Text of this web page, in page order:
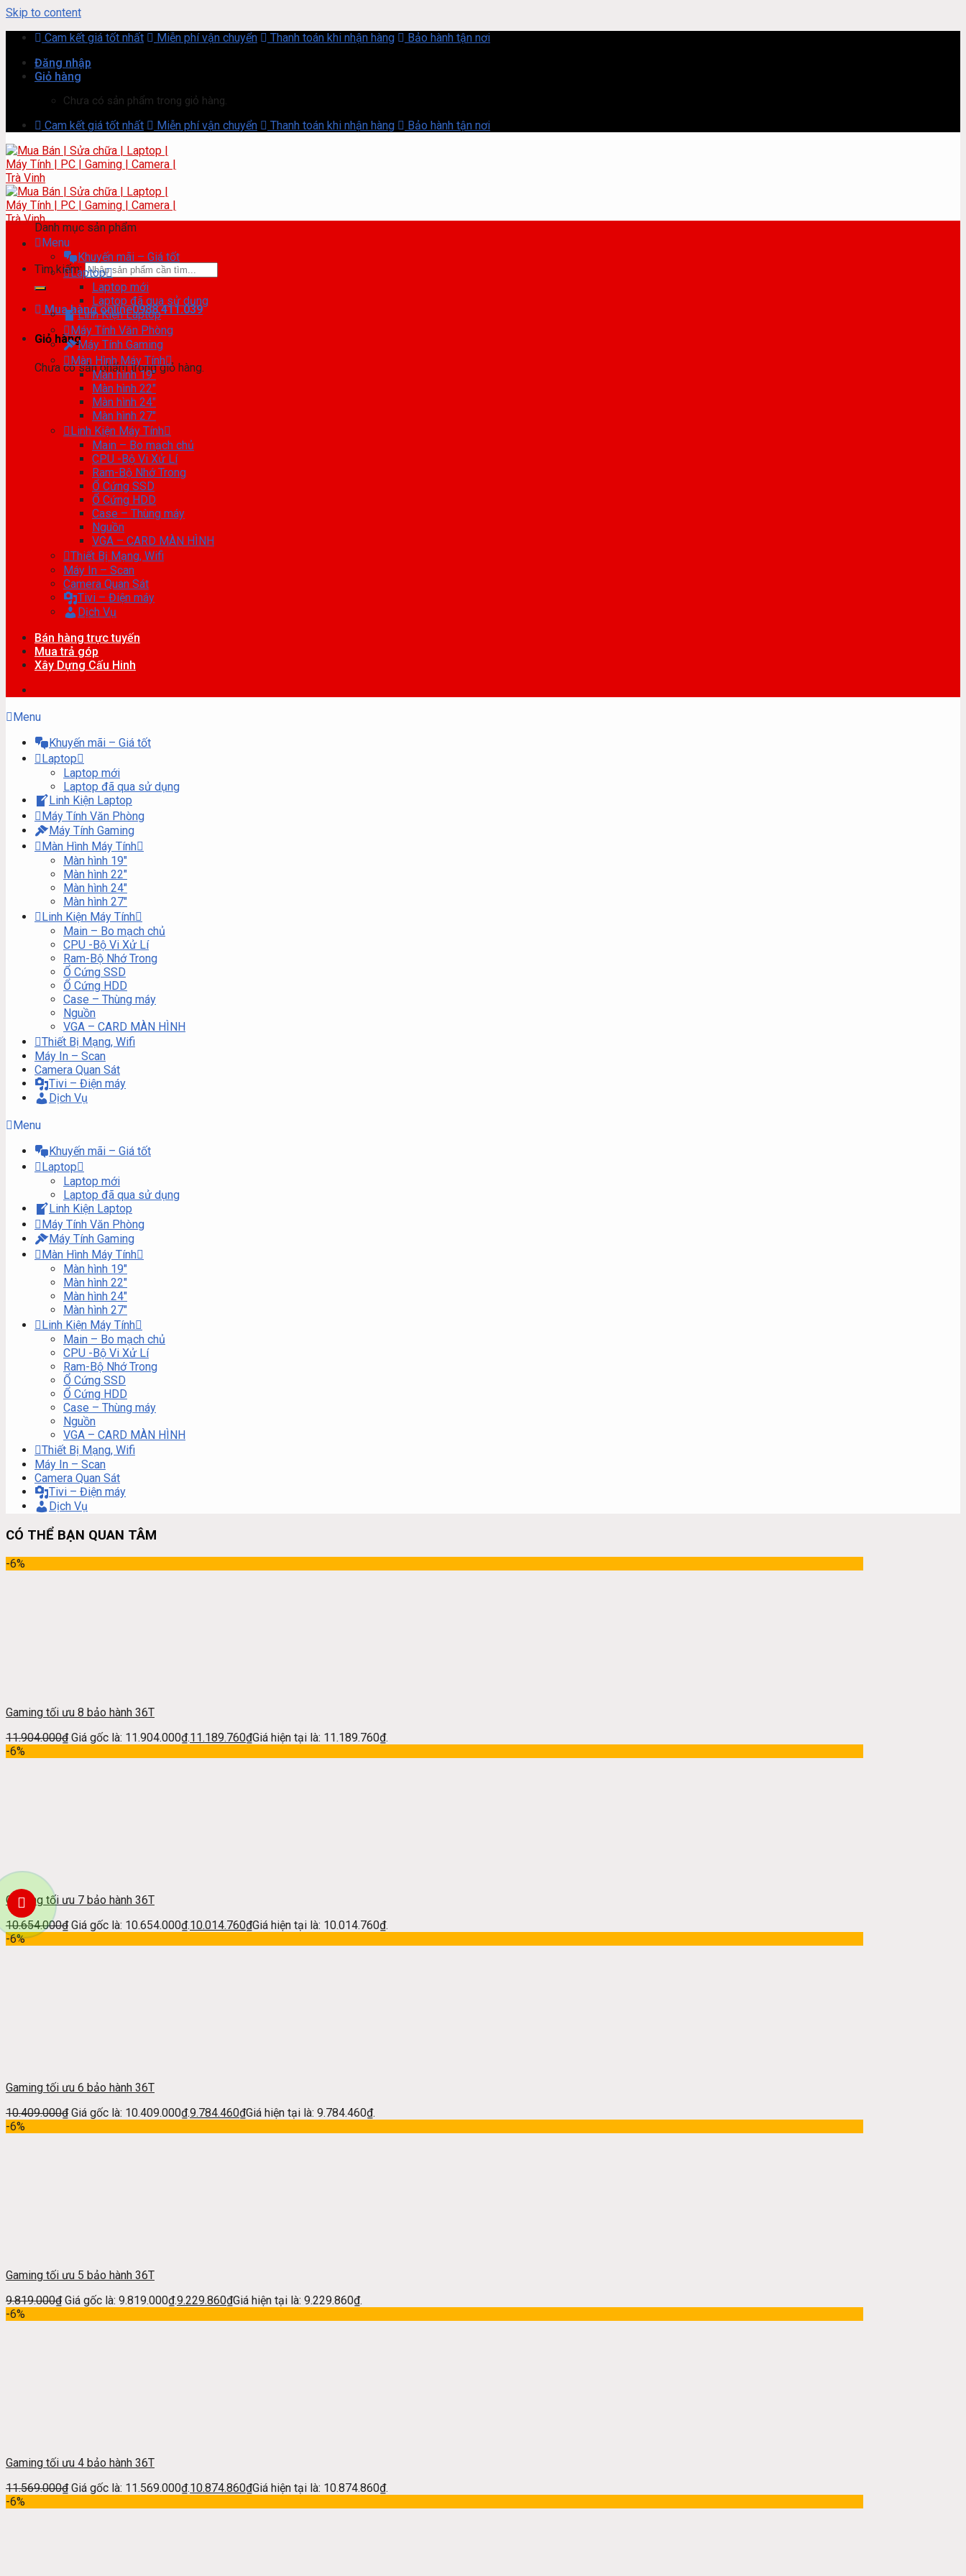
Skip to content
Cam kết giá tốt nhất
Miễn phí vận chuyển Thanh toán khi nhận hàng
Bảo hành tận nơi
Đăng nhập
Giỏ hàng
Chưa có sản phẩm trong giỏ hàng.
Cam kết giá tốt nhất Miễn phí vận chuyển Thanh toán khi nhận hàng Bảo hành tận nơi
Tìm kiếm:
Mua hàng online0988.411.039
Giỏ hàng
Chưa có sản phẩm trong giỏ hàng.
Danh mục sản phẩm
Menu
Khuyến mãi – Giá tốt
Laptop
Laptop mới
Laptop đã qua sử dụng
Linh Kiện Laptop
Máy Tính Văn Phòng
Máy Tính Gaming
Màn Hình Máy Tính
Màn hình 19″
Màn hình 22″
Màn hình 24″
Màn hình 27″
Linh Kiện Máy Tính
Main – Bo mạch chủ
CPU -Bộ Vi Xử Lí
Ram-Bộ Nhớ Trong
Ổ Cứng SSD
Ổ Cứng HDD
Case – Thùng máy
Nguồn
VGA – CARD MÀN HÌNH
Thiết Bị Mạng, Wifi
Máy In – Scan
Camera Quan Sát
Tivi – Điện máy
Dịch Vụ
Bán hàng trực tuyến
Mua trả góp
Xây Dựng Cấu Hinh
Menu
Khuyến mãi – Giá tốt
Laptop
Laptop mới
Laptop đã qua sử dụng
Linh Kiện Laptop
Máy Tính Văn Phòng
Máy Tính Gaming
Màn Hình Máy Tính
Màn hình 19″
Màn hình 22″
Màn hình 24″
Màn hình 27″
Linh Kiện Máy Tính
Main – Bo mạch chủ
CPU -Bộ Vi Xử Lí
Ram-Bộ Nhớ Trong
Ổ Cứng SSD
Ổ Cứng HDD
Case – Thùng máy
Nguồn
VGA – CARD MÀN HÌNH
Thiết Bị Mạng, Wifi
Máy In – Scan
Camera Quan Sát
Tivi – Điện máy
Dịch Vụ
Menu
Khuyến mãi – Giá tốt
Laptop
Laptop mới
Laptop đã qua sử dụng
Linh Kiện Laptop
Máy Tính Văn Phòng
Máy Tính Gaming
Màn Hình Máy Tính
Màn hình 19″
Màn hình 22″
Màn hình 24″
Màn hình 27″
Linh Kiện Máy Tính
Main – Bo mạch chủ
CPU -Bộ Vi Xử Lí
Ram-Bộ Nhớ Trong
Ổ Cứng SSD
Ổ Cứng HDD
Case – Thùng máy
Nguồn
VGA – CARD MÀN HÌNH
Thiết Bị Mạng, Wifi
Máy In – Scan
Camera Quan Sát
Tivi – Điện máy
Dịch Vụ
CÓ THỂ BẠN QUAN TÂM
-6%
Gaming tối ưu 8 bảo hành 36T
11.904.000₫ Giá gốc là: 11.904.000₫.11.189.760₫Giá hiện tại là: 11.189.760₫.
-6%
Gaming tối ưu 7 bảo hành 36T
10.654.000₫ Giá gốc là: 10.654.000₫.10.014.760₫Giá hiện tại là: 10.014.760₫.
-6%
Gaming tối ưu 6 bảo hành 36T
10.409.000₫ Giá gốc là: 10.409.000₫.9.784.460₫Giá hiện tại là: 9.784.460₫.
-6%
Gaming tối ưu 5 bảo hành 36T
9.819.000₫ Giá gốc là: 9.819.000₫.9.229.860₫Giá hiện tại là: 9.229.860₫.
-6%
Gaming tối ưu 4 bảo hành 36T
11.569.000₫ Giá gốc là: 11.569.000₫.10.874.860₫Giá hiện tại là: 10.874.860₫.
-6%